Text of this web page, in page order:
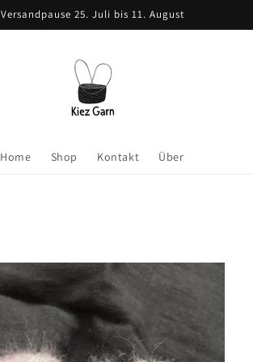
Versandpause 25. Juli bis 11. August
Home Shop Kontakt Über